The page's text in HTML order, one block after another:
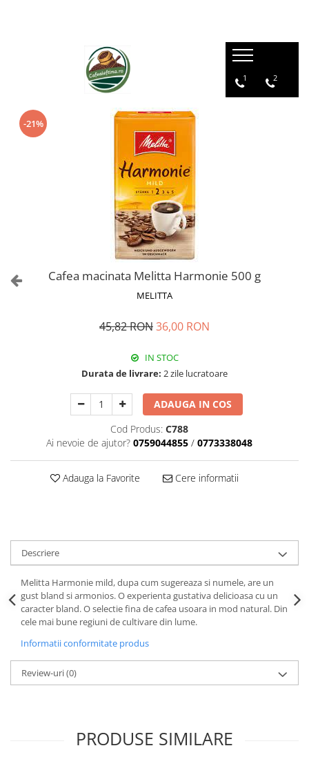
1 2
-21%
Cafea macinata Melitta Harmonie 500 g
MELITTA
45,82 RON36,00 RON
IN STOC
Durata de livrare: 2 zile lucratoare
ADAUGA IN COS
Cod Produs: C788
Ai nevoie de ajutor? 0759044855 / 0773338048
Adauga la Favorite Cere informatii
Descriere
Melitta Harmonie mild, dupa cum sugereaza si numele, are un
gust bland si armonios. O experienta gustativa delicioasa cu un
caracter bland. O selectie fina de cafea usoara in mod natural. Din
cele mai bune regiuni de cultivare din lume.
Informatii conformitate produs
Review-uri(0)
PRODUSE SIMILARE